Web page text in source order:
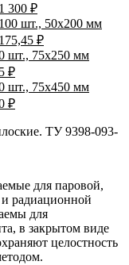
1 300 ₽
100 шт., 50x200 мм
175,45 ₽
шт., 75x250 мм
₽
шт., 75x450 мм
₽
ТУ 9398-093-
для паровой,
радиационной
для
в закрытом виде
целостность